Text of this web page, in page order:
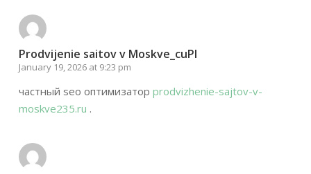
Prodvijenie saitov v Moskve_cuPl
January 19, 2026 at 9:23 pm
частный seo оптимизатор prodvizhenie-sajtov-v-
moskve235.ru .